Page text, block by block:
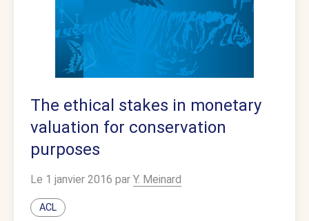
The ethical stakes in monetary
valuation for conservation
purposes
Le 1 janvier 2016 par Y. Meinard
ACL